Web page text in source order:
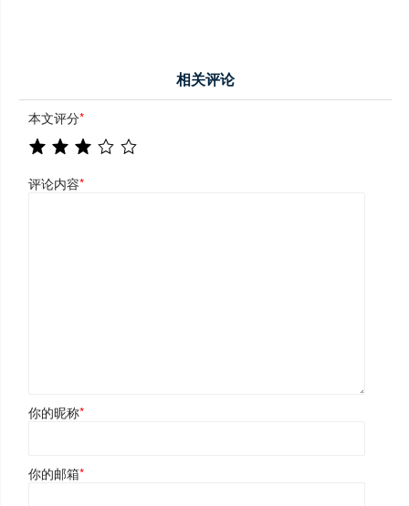
相关评论
本文评分*
评论内容*
你的昵称*
你的邮箱*